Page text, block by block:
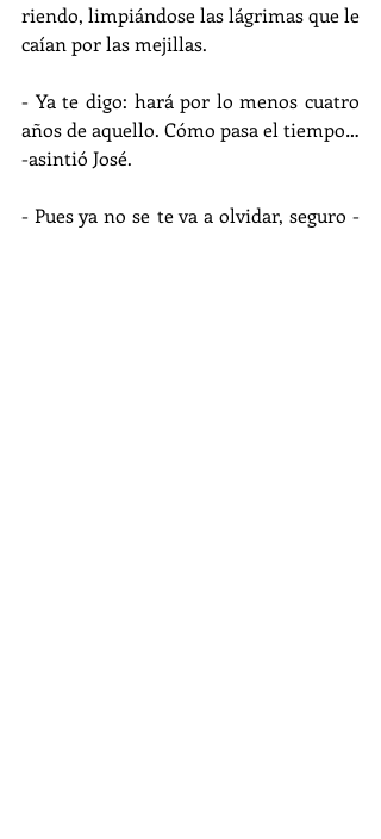
riendo, limpiándose las lágrimas que le
caían por las mejillas.
- Ya te digo: hará por lo menos cuatro
años de aquello. Cómo pasa el tiempo…
-asintió José.
- Pues ya no se te va a olvidar, seguro -